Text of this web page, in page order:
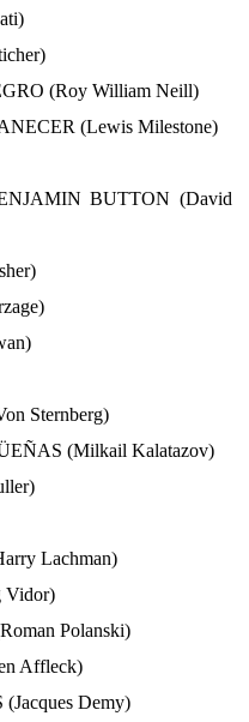
(Roy William Neill)
(Lewis Milestone)
BUTTON (David
Sternberg)
(Milkail Kalatazov)
Lachman)
Vidor)
Polanski)
Affleck)
Demy)